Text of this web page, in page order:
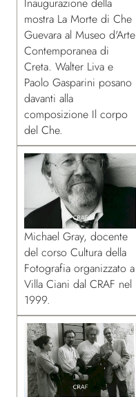
mostra La Morte di Che
Guevara al Museo d'Arte
Contemporanea di
Creta. Walter Liva e
Paolo Gasparini posano
davanti alla
composizione Il corpo
del Che.
Michael Gray, docente
del corso Cultura della
Fotografia organizzato a
Villa Ciani dal CRAF nel
1999.